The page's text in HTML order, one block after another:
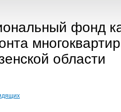
фонд
области